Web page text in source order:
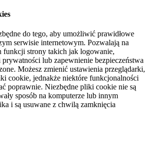
do tego, aby umożliwić prawidłowe
serwisie internetowym. Pozwalają na
funkcji strony takich jak logowanie,
lub zapewnienie bezpieczeństwa
Możesz zmienić ustawienia przeglądarki,
cookie, jednakże niektóre funkcjonalności
poprawnie. Niezbędne pliki cookie nie są
sposób na komputerze lub innym
i są usuwane z chwilą zamknięcia